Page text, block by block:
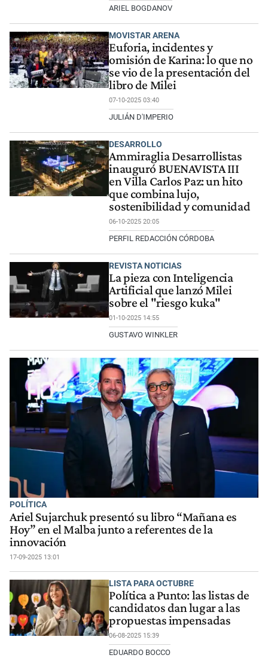
ARIEL BOGDANOV
MOVISTAR ARENA
Euforia, incidentes y
omisión de Karina: lo que no
se vio de la presentación del
libro de Milei
07-10-2025 03:40
JULIÁN D'IMPERIO
DESARROLLO
Ammiraglia Desarrollistas
inauguró BUENAVISTA III
en Villa Carlos Paz: un hito
que combina lujo,
sostenibilidad y comunidad
06-10-2025 20:05
PERFIL REDACCIÓN CÓRDOBA
REVISTA NOTICIAS
La pieza con Inteligencia
Artificial que lanzó Milei
sobre el "riesgo kuka"
01-10-2025 14:55
GUSTAVO WINKLER
POLÍTICA
Ariel Sujarchuk presentó su libro “Mañana es
Hoy” en el Malba junto a referentes de la
innovación
17-09-2025 13:01
LISTA PARA OCTUBRE
Política a Punto: las listas de
candidatos dan lugar a las
propuestas impensadas
06-08-2025 15:39
EDUARDO BOCCO